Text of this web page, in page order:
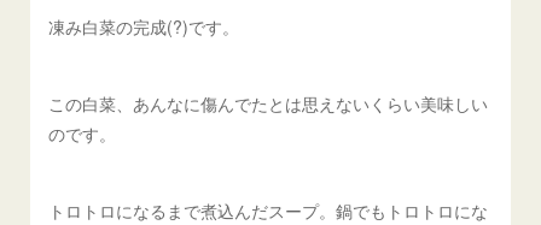
凍み白菜の完成(?)です。
この白菜、あんなに傷んでたとは思えないくらい美味しい
のです。
トロトロになるまで煮込んだスープ。鍋でもトロトロにな